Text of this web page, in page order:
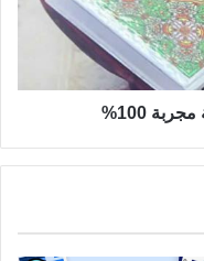
100%